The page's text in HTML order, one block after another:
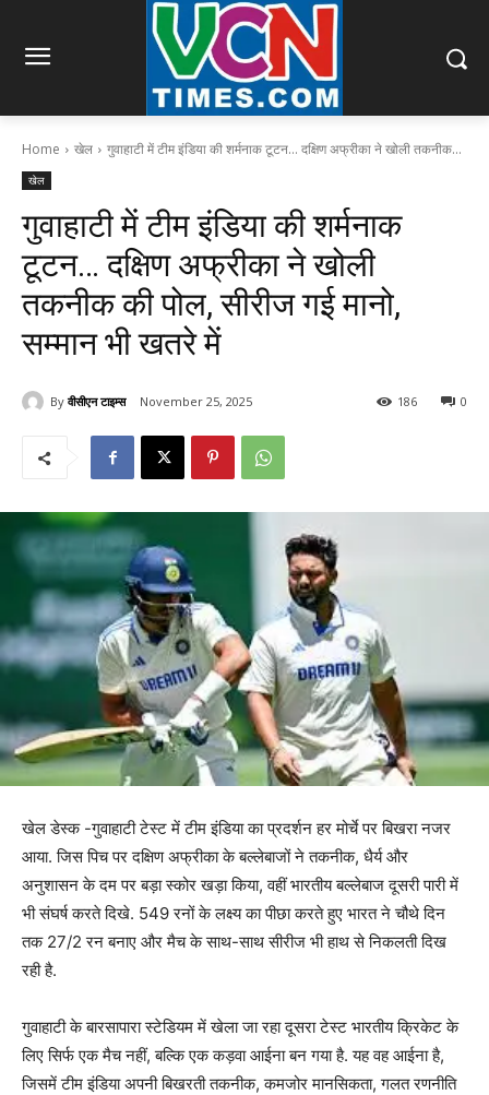
Home खेल गुवाहाटी में टीम इंडिया की शर्मनाक टूटन… दक्षिण अफ्रीका ने खोली तकनीक...
खेल
गुवाहाटी में टीम इंडिया की शर्मनाक
टूटन… दक्षिण अफ्रीका ने खोली
तकनीक की पोल, सीरीज गई मानो,
सम्मान भी खतरे में
By वीसीएन टाइम्स November 25, 2025 0
186
खेल डेस्क -गुवाहाटी टेस्ट में टीम इंडिया का प्रदर्शन हर मोर्चे पर बिखरा नजर
आया. जिस पिच पर दक्षिण अफ्रीका के बल्लेबाजों ने तकनीक, धैर्य और
अनुशासन के दम पर बड़ा स्कोर खड़ा किया, वहीं भारतीय बल्लेबाज दूसरी पारी में
भी संघर्ष करते दिखे. 549 रनों के लक्ष्य का पीछा करते हुए भारत ने चौथे दिन
तक 27/2 रन बनाए और मैच के साथ-साथ सीरीज भी हाथ से निकलती दिख
रही है.
गुवाहाटी के बारसापारा स्टेडियम में खेला जा रहा दूसरा टेस्ट भारतीय क्रिकेट के
लिए सिर्फ एक मैच नहीं, बल्कि एक कड़वा आईना बन गया है. यह वह आईना है,
जिसमें टीम इंडिया अपनी बिखरती तकनीक, कमजोर मानसिकता, गलत रणनीति